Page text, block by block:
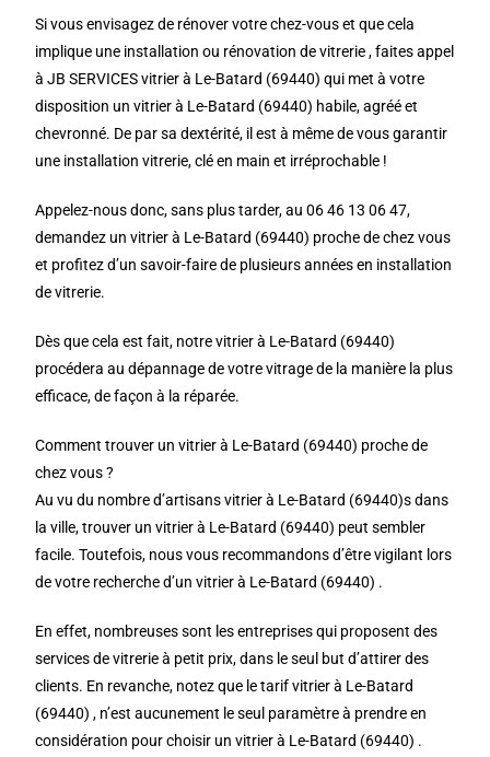
Si vous envisagez de rénover votre chez-vous et que cela
implique une installation ou rénovation de vitrerie , faites appel
à JB SERVICES vitrier à Le-Batard (69440) qui met à votre
disposition un vitrier à Le-Batard (69440) habile, agréé et
chevronné. De par sa dextérité, il est à même de vous garantir
une installation vitrerie, clé en main et irréprochable !
Appelez-nous donc, sans plus tarder, au 06 46 13 06 47,
demandez un vitrier à Le-Batard (69440) proche de chez vous
et profitez d’un savoir-faire de plusieurs années en installation
de vitrerie.
Dès que cela est fait, notre vitrier à Le-Batard (69440)
procédera au dépannage de votre vitrage de la manière la plus
efficace, de façon à la réparée.
Comment trouver un vitrier à Le-Batard (69440) proche de
chez vous ?
Au vu du nombre d’artisans vitrier à Le-Batard (69440)s dans
la ville, trouver un vitrier à Le-Batard (69440) peut sembler
facile. Toutefois, nous vous recommandons d’être vigilant lors
de votre recherche d’un vitrier à Le-Batard (69440) .
En effet, nombreuses sont les entreprises qui proposent des
services de vitrerie à petit prix, dans le seul but d’attirer des
clients. En revanche, notez que le tarif vitrier à Le-Batard
(69440) , n’est aucunement le seul paramètre à prendre en
considération pour choisir un vitrier à Le-Batard (69440) .